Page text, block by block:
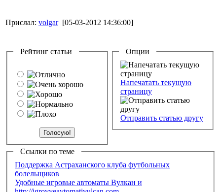
Прислал: volgar [05-03-2012 14:36:00]
Рейтинг статьи Опции
Напечатать текущую
страницу
Отправить статью другу
Ссылки по теме
Поддержка Астраханского клуба футбольных
болельщиков
Удобные игровые автоматы Вулкан и